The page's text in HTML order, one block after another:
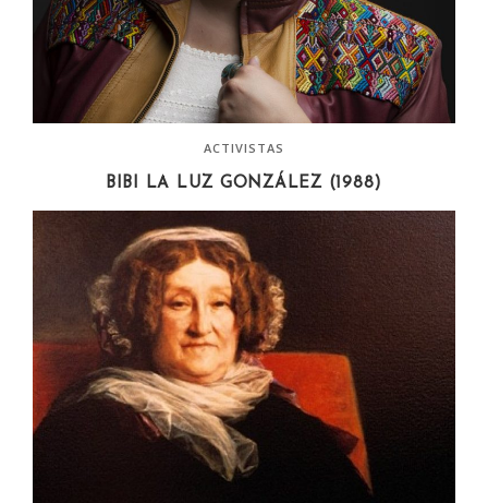
ACTIVISTAS
BIBI LA LUZ GONZÁLEZ (1988)